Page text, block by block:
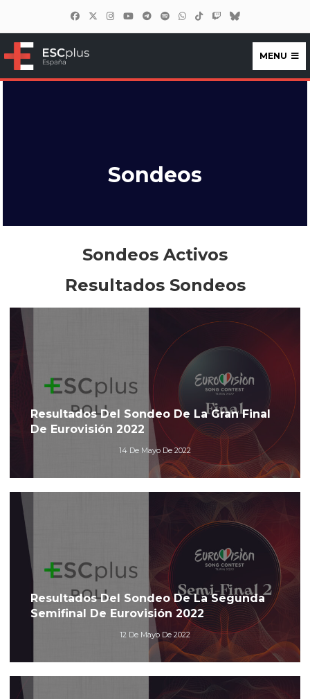
ESCplus España
MENU
Sondeos
Sondeos Activos
Resultados Sondeos
Resultados Del Sondeo De La Gran Final
De Eurovisión 2022
14 De Mayo De 2022
Resultados Del Sondeo De La Segunda
Semifinal De Eurovisión 2022
12 De Mayo De 2022